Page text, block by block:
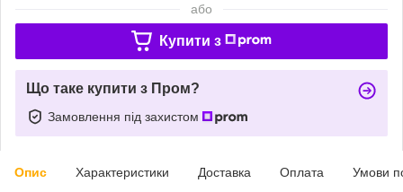
або
Купити з
Що таке купити з Пром?
Замовлення під захистом
Опис Характеристики Доставка Оплата Умови